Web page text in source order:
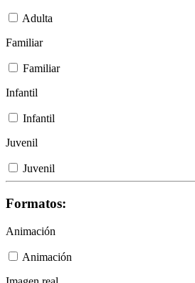
Adulta
Familiar
Familiar
Infantil
Infantil
Juvenil
Juvenil
Formatos:
Animación
Animación